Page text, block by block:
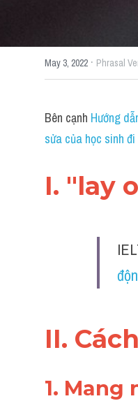
May 3, 2022 · Phrasal
Bên cạnh Hướng
sửa của học sinh
I. "lay
II.
1. Mang